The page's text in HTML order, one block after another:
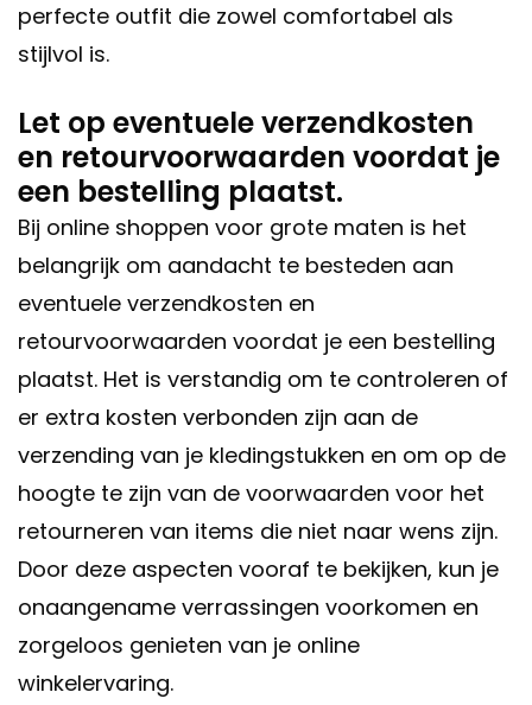
perfecte outfit die zowel comfortabel als
stijlvol is.
Let op eventuele verzendkosten
en retourvoorwaarden voordat je
een bestelling plaatst.
Bij online shoppen voor grote maten is het
belangrijk om aandacht te besteden aan
eventuele verzendkosten en
retourvoorwaarden voordat je een bestelling
plaatst. Het is verstandig om te controleren of
er extra kosten verbonden zijn aan de
verzending van je kledingstukken en om op de
hoogte te zijn van de voorwaarden voor het
retourneren van items die niet naar wens zijn.
Door deze aspecten vooraf te bekijken, kun je
onaangename verrassingen voorkomen en
zorgeloos genieten van je online
winkelervaring.